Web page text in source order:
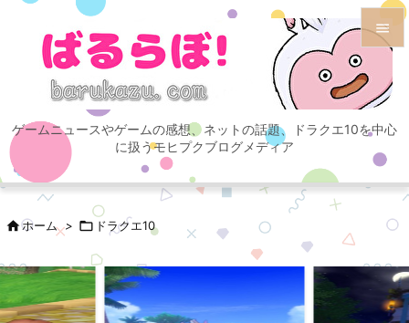
ゲームニュースやゲームの感想、ネットの話題、ドラクエ10を中心
に扱うモヒプクブログメディア

メニュ

サイド

次へ
検索
ホーム >  ドラクエ10